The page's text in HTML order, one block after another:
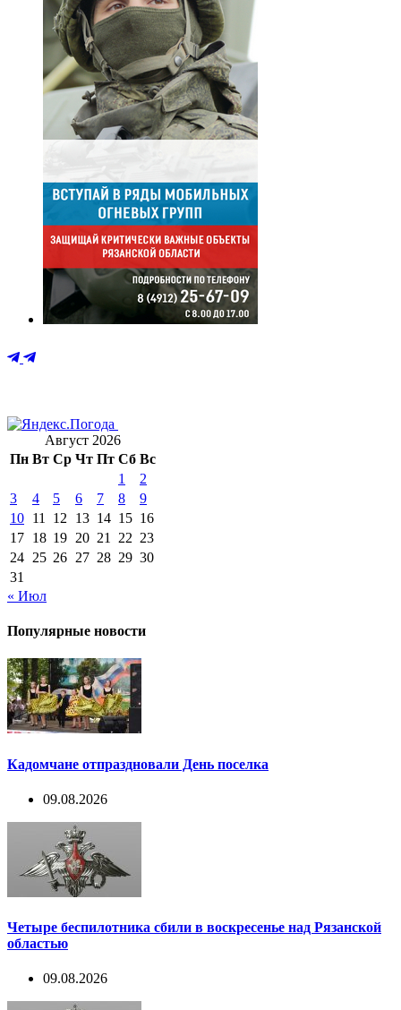
Август 2026
Пн Вт Ср Чт Пт Сб Вс
1
2
3
4 5 6 7 8
9
10 11 12 13 14 15 16
17 18 19 20 21 22 23
24 25 26 27 28 29 30
31
« Июл
Популярные новости
Кадомчане отпраздновали День поселка
09.08.2026
Четыре беспилотника сбили в воскресенье над Рязанской
областью
09.08.2026